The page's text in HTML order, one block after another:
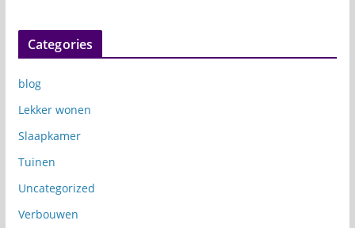
Categories
blog
Lekker wonen
Slaapkamer
Tuinen
Uncategorized
Verbouwen